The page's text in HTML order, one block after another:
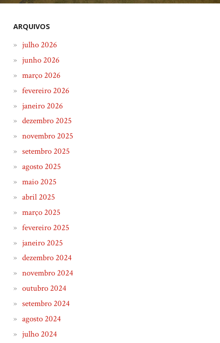
ARQUIVOS
julho 2026
junho 2026
março 2026
fevereiro 2026
janeiro 2026
dezembro 2025
novembro 2025
setembro 2025
agosto 2025
maio 2025
abril 2025
março 2025
fevereiro 2025
janeiro 2025
dezembro 2024
novembro 2024
outubro 2024
setembro 2024
agosto 2024
julho 2024